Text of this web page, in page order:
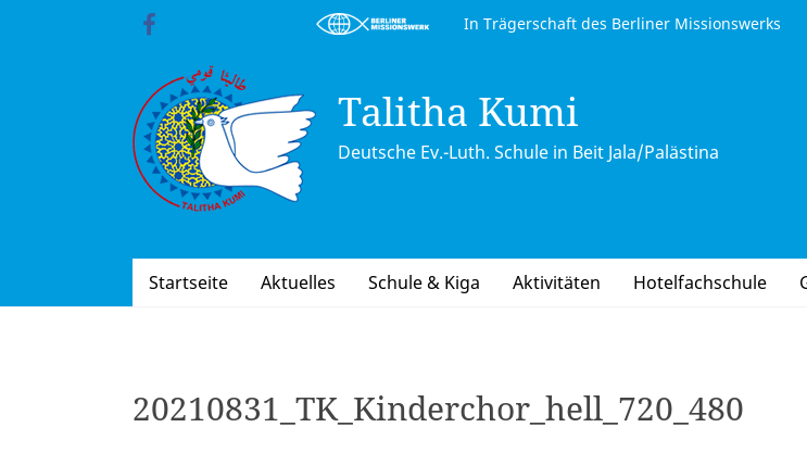
In Trägerschaft des Berliner
Talitha Kumi
Deutsche Ev.-Luth. Schule in Beit Jala/Palästina
Startseite Aktuelles Schule & Kiga Aktivitäten Hotelfachschule
20210831_TK_Kinderchor_hell_720_480